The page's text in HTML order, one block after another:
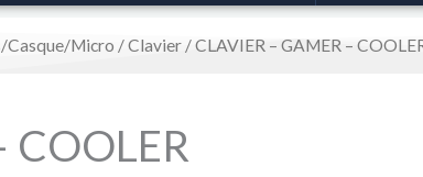
Casque/Micro /Clavier / CLAVIER – GAMER –
COOLER